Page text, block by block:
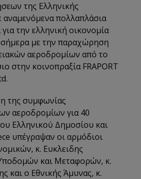
της Ελληνικής
αναμενόμενα πολλαπλάσια
την ελληνική οικονομία
με την παραχώρηση
αεροδρομίων από το
στην κοινοπραξία FRAPORT
της συμφωνίας
αεροδρομίων για 40
Ελληνικού Δημοσίου και
υπέγραψαν οι αρμόδιοι
κ. Ευκλειδης
και Μεταφορών, κ.
και ο Εθνικής Άμυνας, κ.